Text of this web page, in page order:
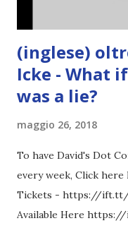
(inglese)
Icke - What
was a lie?
maggio 26, 2018
To have David's Dot
every week, Click
Tickets - https://ift.tt/
Available Here